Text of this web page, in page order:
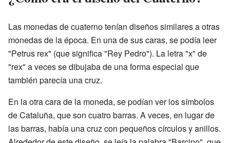
Las monedas de cuaterno tenían diseños similares a otras
monedas de la época. En una de sus caras, se podía leer
"Petrus rex" (que significa "Rey Pedro"). La letra "x" de
"rex" a veces se dibujaba de una forma especial que
también parecía una cruz.
En la otra cara de la moneda, se podían ver los símbolos
de Cataluña, que son cuatro barras. A veces, en lugar de
las barras, había una cruz con pequeños círculos y anillos.